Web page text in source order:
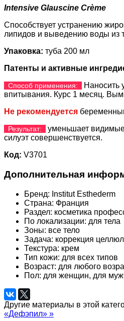
Intensive Glauscine Crème
Способствует устранению
липидов и выведению воды из
Упаковка: туба 200 мл
Патенты и активные
Способ применения:
Наносить
впитывания. Курс 1 месяц.
Не рекомендуется
Результат:
уменьшает видимые
силуэт совершенствуется.
Код: V3701
Дополнительная
Бренд: Institut Esthederm
Страна: Франция
Раздел: косметика
По локализации: для тела
Зоны: все тело
Задача: коррекция
Текстура: крем
Тип кожи: для всех типов
Возраст: для любого
Пол: для женщин, для
Другие материалы в этой
«Дефэпил» »